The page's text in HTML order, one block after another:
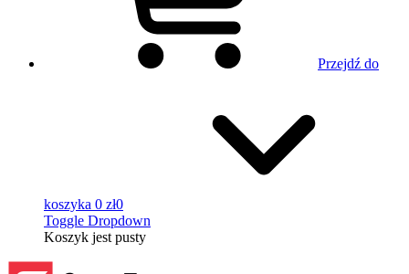
Przejdź do
koszyka 0 zł0
Toggle Dropdown
Koszyk jest pusty